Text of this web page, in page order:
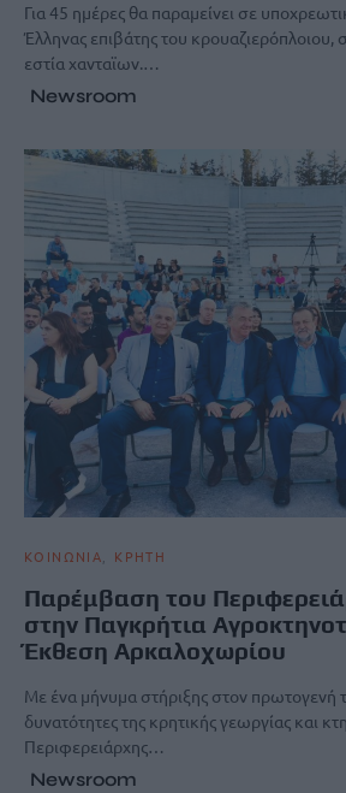
Για 45 ημέρες θα παραμείνει σε
Έλληνας επιβάτης του κρουαζιερόπλοιου,
εστία χανταϊων.…
Newsroom
ΚΟΙΝΩΝΙΑ ΚΡΗΤΗ
Παρέμβαση του
στην Παγκρήτια
Έκθεση Αρκαλοχωρίου
Με ένα μήνυμα στήριξης στον πρωτογενή
δυνατότητες της κρητικής γεωργίας και
Περιφερειάρχης…
Newsroom